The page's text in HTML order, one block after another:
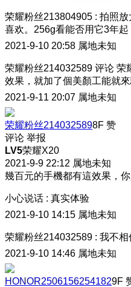
荣耀粉丝213804905 : 拍照放
喜欢。256g看能否用它3年起
2021-9-10 20:58 属地未知
荣耀粉丝214032589 评论 荣
效果，就加了個美顏工能就
2021-9-11 20:07 属地未知
荣耀粉丝2140325898F 赞
评论 举报
LV5荣耀X20
2021-9-9 22:12 属地未知
幾百元的手機都有這效果，
小心说话 : 真实体验
2021-9-10 14:15 属地未知
荣耀粉丝214032589 : 我不相
2021-9-10 14:46 属地未知
HONOR25061562541829F